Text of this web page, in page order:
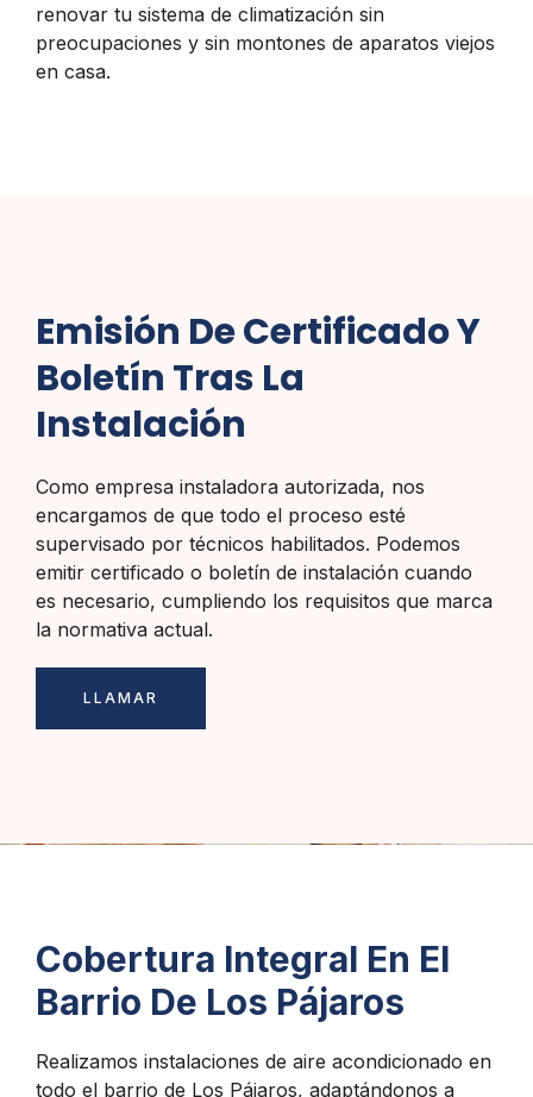
renovar tu sistema de climatización sin
preocupaciones y sin montones de aparatos viejos
en casa.
Emisión De Certificado Y
Boletín Tras La
Instalación
Como empresa instaladora autorizada, nos
encargamos de que todo el proceso esté
supervisado por técnicos habilitados. Podemos
emitir certificado o boletín de instalación cuando
es necesario, cumpliendo los requisitos que marca
la normativa actual.
LLAMAR
Cobertura Integral En El
Barrio De Los Pájaros
Realizamos instalaciones de aire acondicionado en
todo el barrio de Los Pájaros, adaptándonos a